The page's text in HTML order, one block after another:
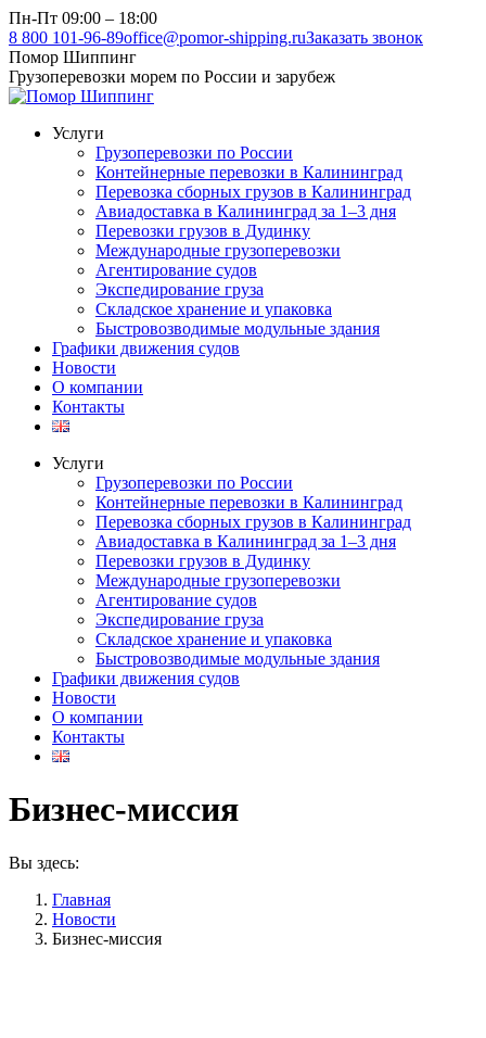
Перейти
к
содержанию
Пн-Пт 09:00 – 18:00
8 800 101-96-89office@pomor-shipping.ruЗаказать звонок
Помор Шиппинг
Грузоперевозки морем по России и зарубеж
Услуги
Грузоперевозки по России
Контейнерные перевозки в Калининград
Перевозка сборных грузов в Калининград
Авиадоставка в Калининград за 1–3 дня
Перевозки грузов в Дудинку
Международные грузоперевозки
Агентирование судов
Экспедирование груза
Складское хранение и упаковка
Быстровозводимые модульные здания
Графики движения судов
Новости
О компании
Контакты
Услуги
Грузоперевозки по России
Контейнерные перевозки в Калининград
Перевозка сборных грузов в Калининград
Авиадоставка в Калининград за 1–3 дня
Перевозки грузов в Дудинку
Международные грузоперевозки
Агентирование судов
Экспедирование груза
Складское хранение и упаковка
Быстровозводимые модульные здания
Графики движения судов
Новости
О компании
Контакты
Бизнес-миссия
Вы здесь:
Главная
Новости
Бизнес-миссия